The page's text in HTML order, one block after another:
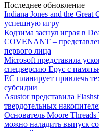
Последнее обновление
Indiana Jones and the
успешную игру
Кодзима заснул играя в
COVENANT –
первого лица
Microsoft представила
спецверсию Epyc с
ЕС планирует привлечь
субсидии
Asustor представила
твердотельных
Основатель Moore
можно наладить выпуск